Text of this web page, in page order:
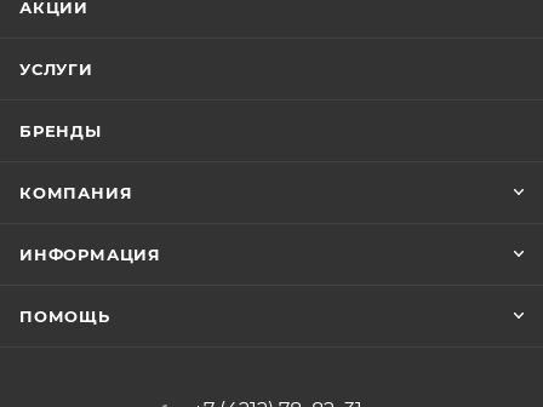
АКЦИИ
УСЛУГИ
БРЕНДЫ
КОМПАНИЯ
ИНФОРМАЦИЯ
ПОМОЩЬ